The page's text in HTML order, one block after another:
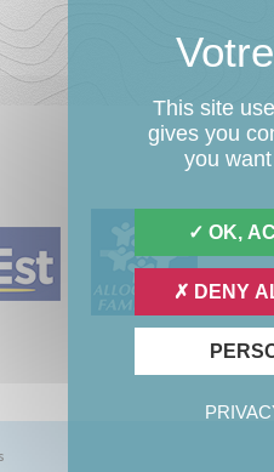
This site
gives you
you
OK,
DENY